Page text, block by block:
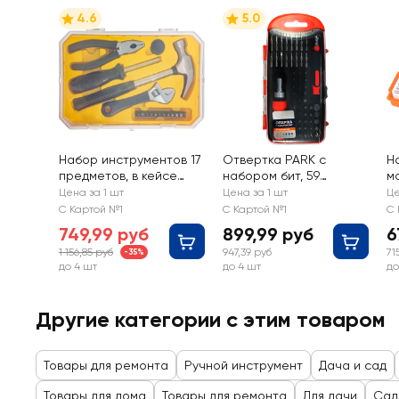
4.6
Набор инструментов 17
предметов, в кейсе
Арт. LTT-001
Цена за 1 шт
С Картой №1
749,99 руб
1 156,85 руб -35%
до 4 шт
5.0
Отвертка PARK с
набором бит, 59
предметов, Арт. 8606
Цена за 1 шт
С Картой №1
899,99 руб
947,39 руб
до 4 шт
С
Другие категории с этим товаром
Товары для ремонта Ручной инструмент Дача и сад
Товары для дома Товары для ремонта Для дачи